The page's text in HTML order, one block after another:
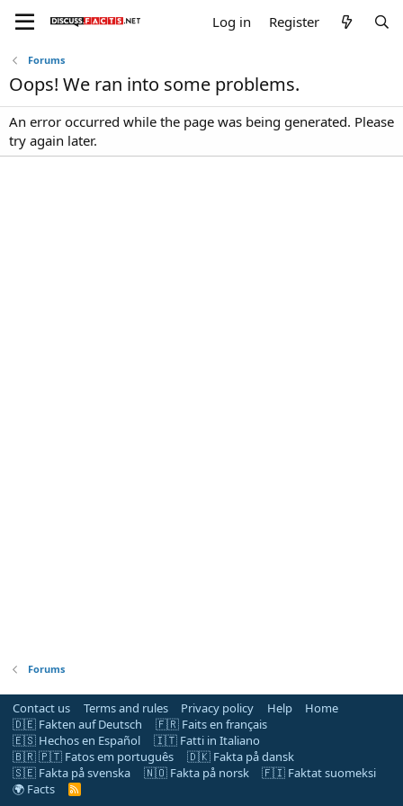
Log in Register
Forums
Oops! We ran into some problems.
An error occurred while the page was being generated. Please
try again later.
Forums
Contact us Terms and rules Privacy policy Help
Home
🇩🇪 Fakten auf Deutsch
🇫🇷 Faits en français
🇪🇸 Hechos en Español
🇮🇹 Fatti in Italiano
🇧🇷 🇵🇹 Fatos em português
🇩🇰 Fakta på dansk
🇸🇪 Fakta på svenska
🇳🇴 Fakta på norsk
🇫🇮 Faktat suomeksi
🌍 Facts
R